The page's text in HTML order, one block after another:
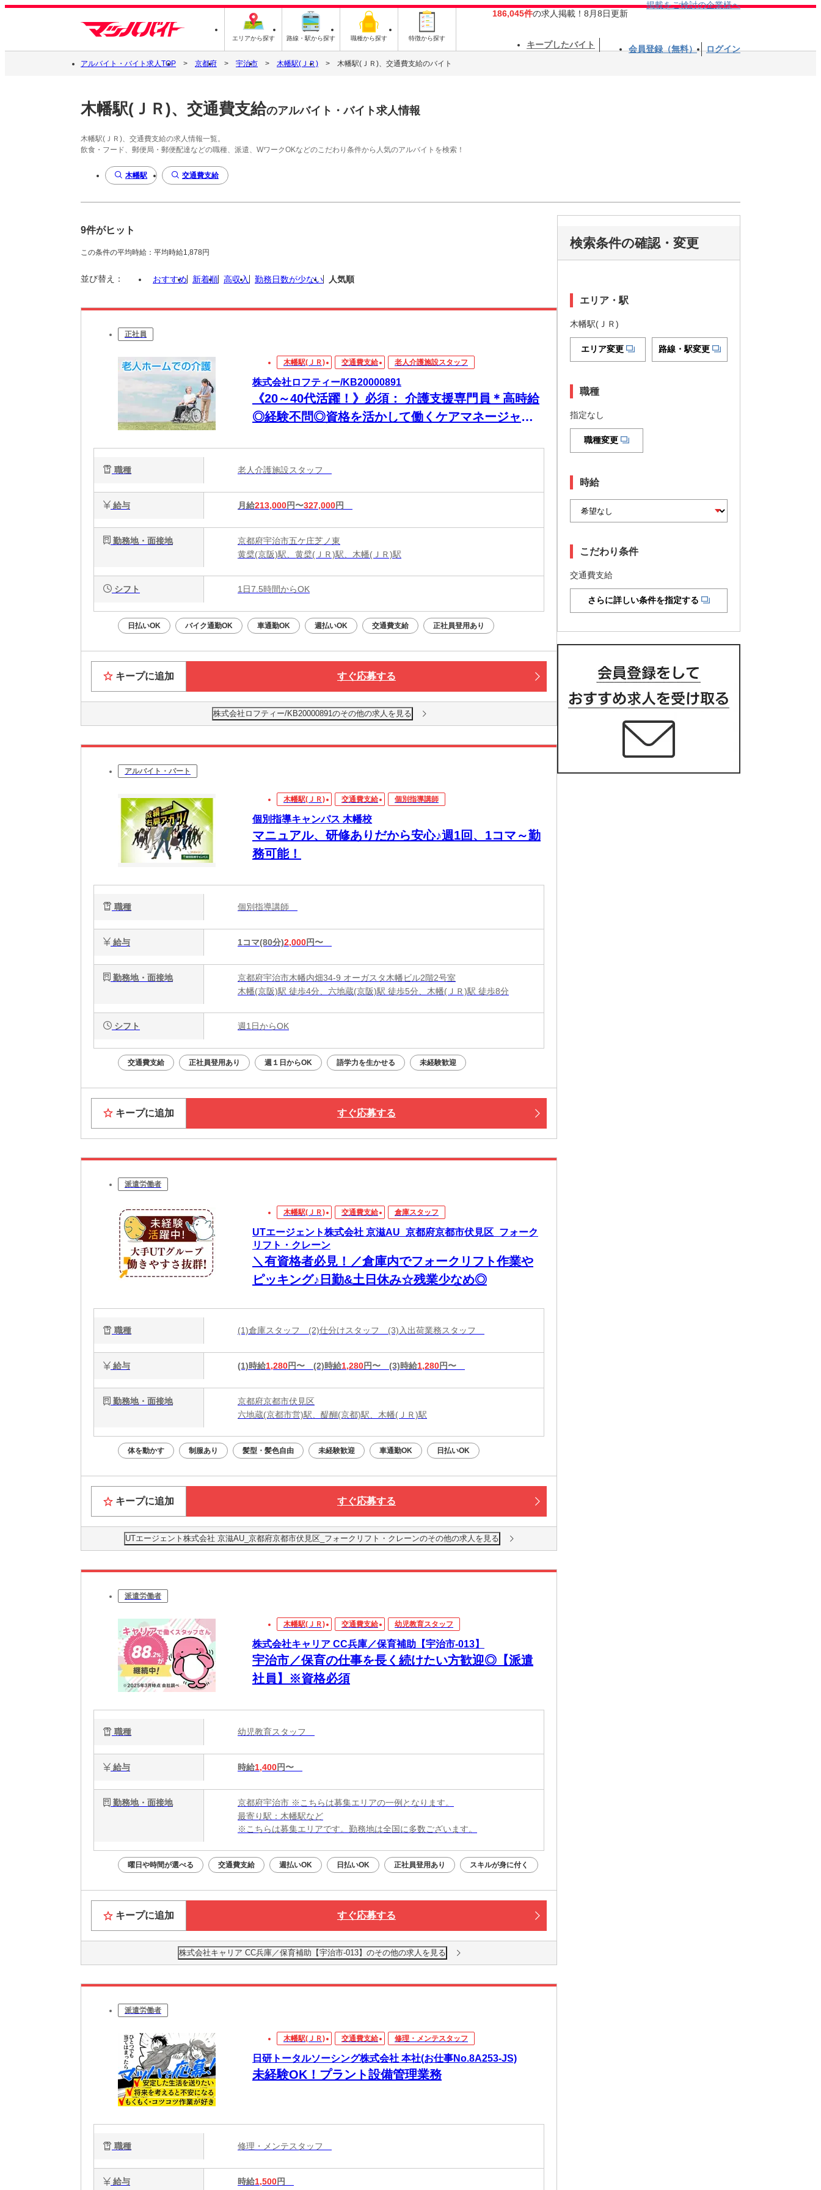
エリアから探す 路線・駅から探す 職種から探す 特徴から探す
186,045件の求人掲載！8月8日更新
掲載をご検討の企業様へ
キープしたバイト 会員登録（無料） ログイン
アルバイト・バイト求人TOP 京都府 宇治市 木幡駅(ＪＲ) 木幡駅(ＪＲ)、交通費支給のバイト
木幡駅(ＪＲ)、交通費支給のアルバイト・バイト求人情報
木幡駅(ＪＲ)、交通費支給の求人情報一覧。
飲食・フード、郵便局・郵便配達などの職種、派遣、WワークOKなどのこだわり条件から人気のアルバイトを検索！
木幡駅 交通費支給
9件がヒット
この条件の平均時給：平均時給1,878円
並び替え： おすすめ 新着順 高収入 勤務日数が少ない 人気順
正社員
木幡駅(ＪＲ) 交通費支給 老人介護施設スタッフ
株式会社ロフティー/KB20000891
《20～40代活躍！》必須： 介護支援専門員＊高時給
◎経験不問◎資格を活かして働くケアマネージャー
職種 老人介護施設スタッフ
給与 月給213,000円〜327,000円
勤務地・面接地
京都府宇治市五ケ庄芝ノ東
黄檗(京阪)駅、黄檗(ＪＲ)駅、木幡(ＪＲ)駅
シフト 1日7.5時間からOK
日払いOK バイク通勤OK 車通勤OK 週払いOK 交通費支給 正社員登用あり
キープに追加 すぐ応募する
株式会社ロフティー/KB20000891のその他の求人を見る
アルバイト・パート
木幡駅(ＪＲ) 交通費支給 個別指導講師
個別指導キャンパス 木幡校
マニュアル、研修ありだから安心♪週1回、1コマ～勤
務可能！
職種 個別指導講師
給与 1コマ(80分)2,000円〜
勤務地・面接地
京都府宇治市木幡内畑34-9 オーガスタ木幡ビル2階2号室
木幡(京阪)駅 徒歩4分、六地蔵(京阪)駅 徒歩5分、木幡(ＪＲ)駅 徒歩8分
シフト 週1日からOK
交通費支給 正社員登用あり 週１日からOK 語学力を生かせる 未経験歓迎
キープに追加 すぐ応募する
派遣労働者
木幡駅(ＪＲ) 交通費支給 倉庫スタッフ
UTエージェント株式会社 京滋AU_京都府京都市伏見区_フォーク
リフト・クレーン
＼有資格者必見！／倉庫内でフォークリフト作業や
ピッキング♪日勤&土日休み☆残業少なめ◎
職種 (1)倉庫スタッフ (2)仕分けスタッフ (3)入出荷業務スタッフ
給与 (1)時給1,280円〜 (2)時給1,280円〜 (3)時給1,280円〜
勤務地・面接地
京都府京都市伏見区
六地蔵(京都市営)駅、醍醐(京都)駅、木幡(ＪＲ)駅
体を動かす 制服あり 髪型・髪色自由 未経験歓迎 車通勤OK 日払いOK
キープに追加 すぐ応募する
UTエージェント株式会社 京滋AU_京都府京都市伏見区_フォークリフト・クレーンのその他の求人を見る
派遣労働者
木幡駅(ＪＲ) 交通費支給 幼児教育スタッフ
株式会社キャリア CC兵庫／保育補助【宇治市-013】
宇治市／保育の仕事を長く続けたい方歓迎◎【派遣
社員】※資格必須
職種 幼児教育スタッフ
給与 時給1,400円〜
勤務地・面接地
京都府宇治市 ※こちらは募集エリアの一例となります。
最寄り駅：木幡駅など
※こちらは募集エリアです。勤務地は全国に多数ございます。
曜日や時間が選べる 交通費支給 週払いOK 日払いOK 正社員登用あり スキルが身に付く
キープに追加 すぐ応募する
株式会社キャリア CC兵庫／保育補助【宇治市-013】のその他の求人を見る
派遣労働者
木幡駅(ＪＲ) 交通費支給 修理・メンテスタッフ
日研トータルソーシング株式会社 本社(お仕事No.8A253-JS)
未経験OK！プラント設備管理業務
職種 修理・メンテスタッフ
給与 時給1,500円
検索条件の確認・変更
エリア・駅
木幡駅(ＪＲ)
エリア変更 路線・駅変更
職種
指定なし
職種変更
時給
こだわり条件
交通費支給
さらに詳しい条件を指定する